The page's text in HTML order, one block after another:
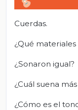
Cuerdas.
¿Qué materiales
¿Sonaron igual?
¿Cuál suena
¿Cómo es el